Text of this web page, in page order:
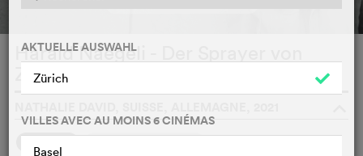
Harald Naegeli - Der Sprayer von
Zürich
AKTUELLE AUSWAHL
Zürich
VILLES AVEC AU MOINS 6 CINÉMAS
Basel